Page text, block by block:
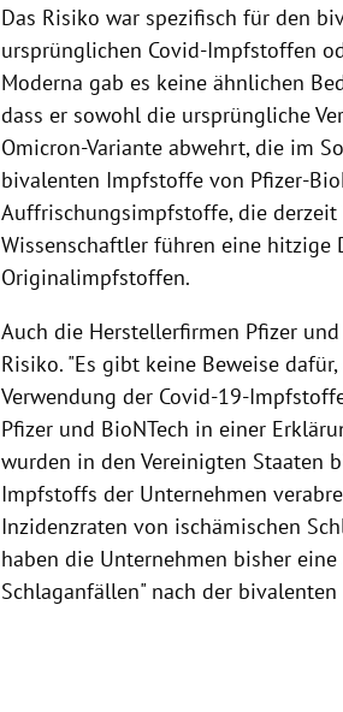
Das Risiko war spezifisch für den
ursprünglichen Covid-Impfstoffen
Moderna gab es keine ähnlichen
dass er sowohl die ursprüngliche
Omicron-Variante abwehrt, die im
bivalenten Impfstoffe von Pfizer-
Auffrischungsimpfstoffe, die
Wissenschaftler führen eine hitzige
Originalimpfstoffen.
Auch die Herstellerfirmen Pfizer
Risiko. "Es gibt keine Beweise
Verwendung der Covid-19-
Pfizer und BioNTech in einer
wurden in den Vereinigten Staaten
Impfstoffs der Unternehmen
Inzidenzraten von ischämischen
haben die Unternehmen bisher
Schlaganfällen" nach der